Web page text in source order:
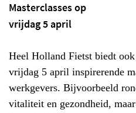
Masterclasses op
vrijdag 5 april
Heel Holland Fietst biedt
vrijdag 5 april inspirerende
werkgevers. Bijvoorbeeld
vitaliteit en gezondheid,